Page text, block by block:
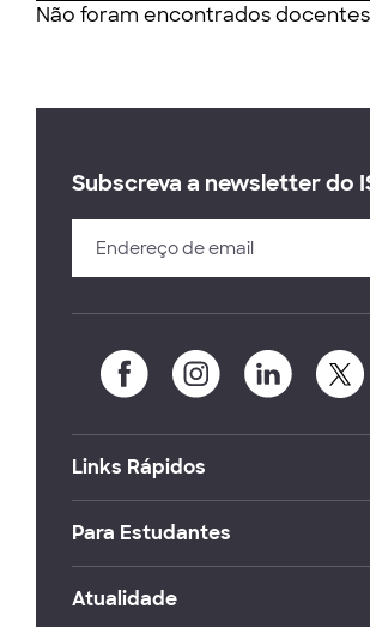
Não foram encontrados
Subscreva a newsletter do
Links Rápidos
Para Estudantes
Atualidade